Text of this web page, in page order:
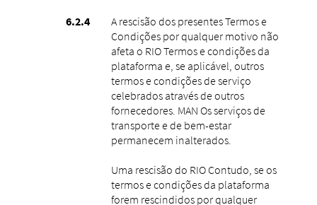
A rescisão dos presentes Termos e
Condições por qualquer motivo não
afeta o RIO Termos e condições da
plataforma e, se aplicável, outros
termos e condições de serviço
celebrados através de outros
fornecedores. MAN Os serviços de
transporte e de bem-estar
permanecem inalterados.
Uma rescisão do RIO Contudo, se os
termos e condições da plataforma
forem rescindidos por qualquer